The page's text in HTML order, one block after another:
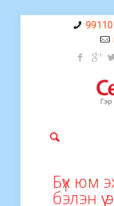
Бүх юм
бэлэн үү